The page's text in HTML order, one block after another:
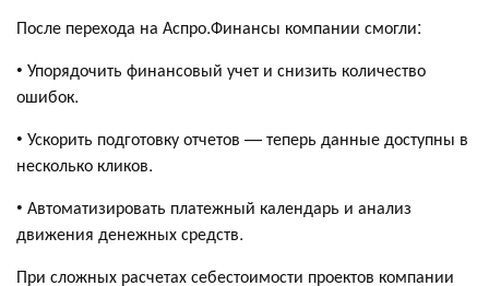
После перехода на Аспро.Финансы компании смогли:
• Упорядочить финансовый учет и снизить количество
ошибок.
• Ускорить подготовку отчетов — теперь данные доступны в
несколько кликов.
• Автоматизировать платежный календарь и анализ
движения денежных средств.
При сложных расчетах себестоимости проектов компании